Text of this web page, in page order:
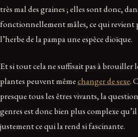
très mal des graines ; elles sont donc,
fonctionnellement mâles, ce qui revient
l’herbe de la pampa une espèce dioïque.
Et si tout cela ne suffisait pas à brouiller
plantes peuvent mêmechanger de sexe.
presque tous les êtres vivants, la
genres est donc bien plus complexe
justement ce qui la rend si fascinante.